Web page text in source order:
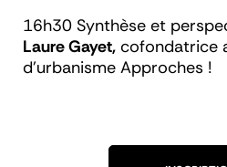
16h30 Synthèse et
Laure Gayet, cofondatrice
d’urbanisme Approches !